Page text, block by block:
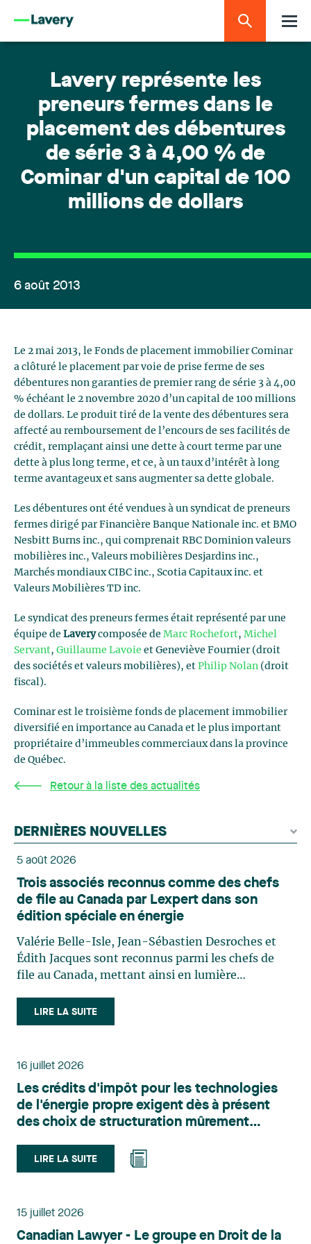
Lavery représente les
preneurs fermes dans le
placement des débentures
de série 3 à 4,00 % de
Cominar d'un capital de 100
millions de dollars
6 août 2013
Le 2 mai 2013, le Fonds de placement immobilier Cominar
a clôturé le placement par voie de prise ferme de ses
débentures non garanties de premier rang de série 3 à 4,00
% échéant le 2 novembre 2020 d’un capital de 100 millions
de dollars. Le produit tiré de la vente des débentures sera
affecté au remboursement de l’encours de ses facilités de
crédit, remplaçant ainsi une dette à court terme par une
dette à plus long terme, et ce, à un taux d’intérêt à long
terme avantageux et sans augmenter sa dette globale.
Les débentures ont été vendues à un syndicat de preneurs
fermes dirigé par Financière Banque Nationale inc. et BMO
Nesbitt Burns inc., qui comprenait RBC Dominion valeurs
mobilières inc., Valeurs mobilières Desjardins inc.,
Marchés mondiaux CIBC inc., Scotia Capitaux inc. et
Valeurs Mobilières TD inc.
Le syndicat des preneurs fermes était représenté par une
équipe de Laverycomposée de Marc Rochefort, Michel
Servant, Guillaume Lavoie et Geneviève Fournier (droit
des sociétés et valeurs mobilières), et Philip Nolan (droit
fiscal).
Cominar est le troisième fonds de placement immobilier
diversifié en importance au Canada et le plus important
propriétaire d’immeubles commerciaux dans la province
de Québec.
Retour à la liste des actualités
DERNIÈRES NOUVELLES
5 août 2026
Trois associés reconnus comme des chefs
de file au Canada par Lexpert dans son
édition spéciale en énergie
Valérie Belle-Isle, Jean-Sébastien Desroches et
Édith Jacques sont reconnus parmi les chefs de
file au Canada, mettant ainsi en lumière
le domaine du droit des technologies. Valérie
Belle-Isle est associée au sein du groupe de droit
principalement sur le droit de l’environnement,
du territoire. Elle conseille et représente une
clientèle publique et privée dans le cadre d’enjeux
touchant notamment les obligations
et de permis, l’application et la contestation de
règlements d’urbanisme, ainsi que les dossiers
municipalités dans la validation juridique de leurs
LIRE LA SUITE
16 juillet 2026
Les crédits d'impôt pour les technologies
de l'énergie propre exigent dès à présent
des choix de structuration mûrement
LIRE LA SUITE
15 juillet 2026
Canadian Lawyer - Le groupe en Droit de la